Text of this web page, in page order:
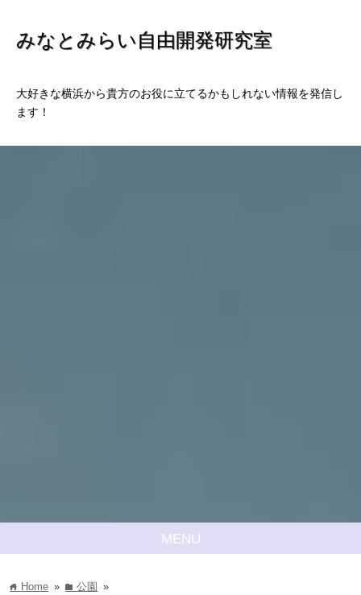
みなとみらい自由開発研究室
大好きな横浜から貴方のお役に立てるかもしれない情報を発信し
ます！
MENU
home Home » folder公園 »